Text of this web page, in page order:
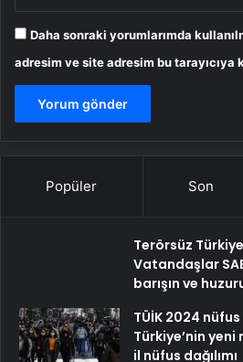
Daha sonraki yorumlarımda
adresim ve site adresim bu tarayıcıya
Popüler Son
Terörsüz
Vatandaşlar
barışın ve
TÜİK 2024
Türkiye’nin
il nüfus dağılımı